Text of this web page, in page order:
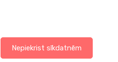
Konvektoru restes
Nepiekrist sīkdatnēm